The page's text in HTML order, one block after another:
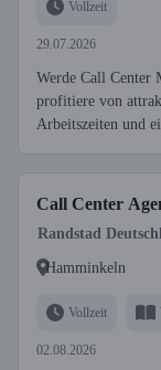
Vollzeit
29.07.2026
Werde Call Center
profitiere von
Arbeitszeiten und
Call Center
Randstad
Hamminkeln
Vollzeit
02.08.2026